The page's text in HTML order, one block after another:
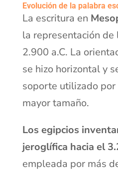
Evolución de la palabra
La escritura en
la representación
2.900 a.C. La
se hizo horizontal y
soporte utilizado
mayor tamaño.
Los egipcios
jeroglífica hacia el
empleada por más